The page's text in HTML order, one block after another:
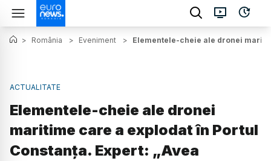
> România > Eveniment > Elementele-cheie ale dronei
ACTUALITATE
Elementele-cheie ale dronei
maritime care a explodat în Portul
Constanța. Expert: „Avea